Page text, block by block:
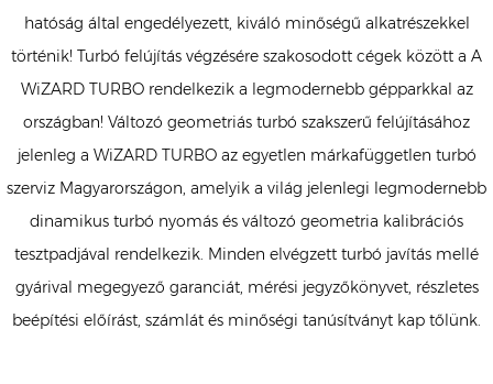
hatóság által engedélyezett, kiváló minőségű alkatrészekkel
történik! Turbó felújítás végzésére szakosodott cégek között a A
WiZARD TURBO rendelkezik a legmodernebb gépparkkal az
országban! Változó geometriás turbó szakszerű felújításához
jelenleg a WiZARD TURBO az egyetlen márkafüggetlen turbó
szerviz Magyarországon, amelyik a világ jelenlegi legmodernebb
dinamikus turbó nyomás és változó geometria kalibrációs
tesztpadjával rendelkezik. Minden elvégzett turbó javítás mellé
gyárival megegyező garanciát, mérési jegyzőkönyvet, részletes
beépítési előírást, számlát és minőségi tanúsítványt kap tőlünk.